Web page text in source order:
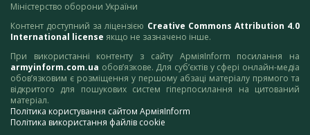
Міністерство оборони України
Контент доступний за ліцензією Creative Commons Attribution 4.0
International license якщо не зазначено інше.
При використанні контенту з сайту АрміяInform посилання на
armyinform.com.ua обов’язкове. Для суб’єктів у сфері онлайн-медіа
обов’язковим є розміщення у першому абзаці матеріалу прямого та
відкритого для пошукових систем гіперпосилання на цитований
матеріал.
Політика користування сайтом АрміяInform
Політика використання файлів cookie